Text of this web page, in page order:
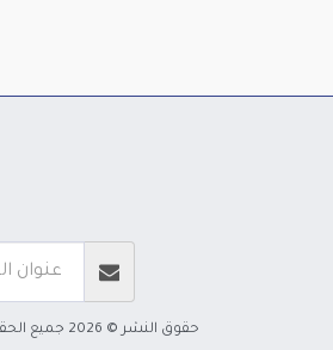
حقوق النشر © 2026 جميع الحقوق محفوظة -